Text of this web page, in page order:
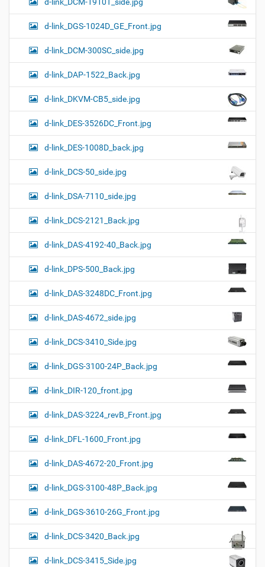
d-link_DCM-1910T_side.jpg
d-link_DGS-1024D_GE_Front.jpg
d-link_DCM-300SC_side.jpg
d-link_DAP-1522_Back.jpg
d-link_DKVM-CB5_side.jpg
d-link_DES-3526DC_Front.jpg
d-link_DES-1008D_back.jpg
d-link_DCS-50_side.jpg
d-link_DSA-7110_side.jpg
d-link_DCS-2121_Back.jpg
d-link_DAS-4192-40_Back.jpg
d-link_DPS-500_Back.jpg
d-link_DAS-3248DC_Front.jpg
d-link_DAS-4672_side.jpg
d-link_DCS-3410_Side.jpg
d-link_DGS-3100-24P_Back.jpg
d-link_DIR-120_front.jpg
d-link_DAS-3224_revB_Front.jpg
d-link_DFL-1600_Front.jpg
d-link_DAS-4672-20_Front.jpg
d-link_DGS-3100-48P_Back.jpg
d-link_DGS-3610-26G_Front.jpg
d-link_DCS-3420_Back.jpg
d-link_DCS-3415_Side.jpg